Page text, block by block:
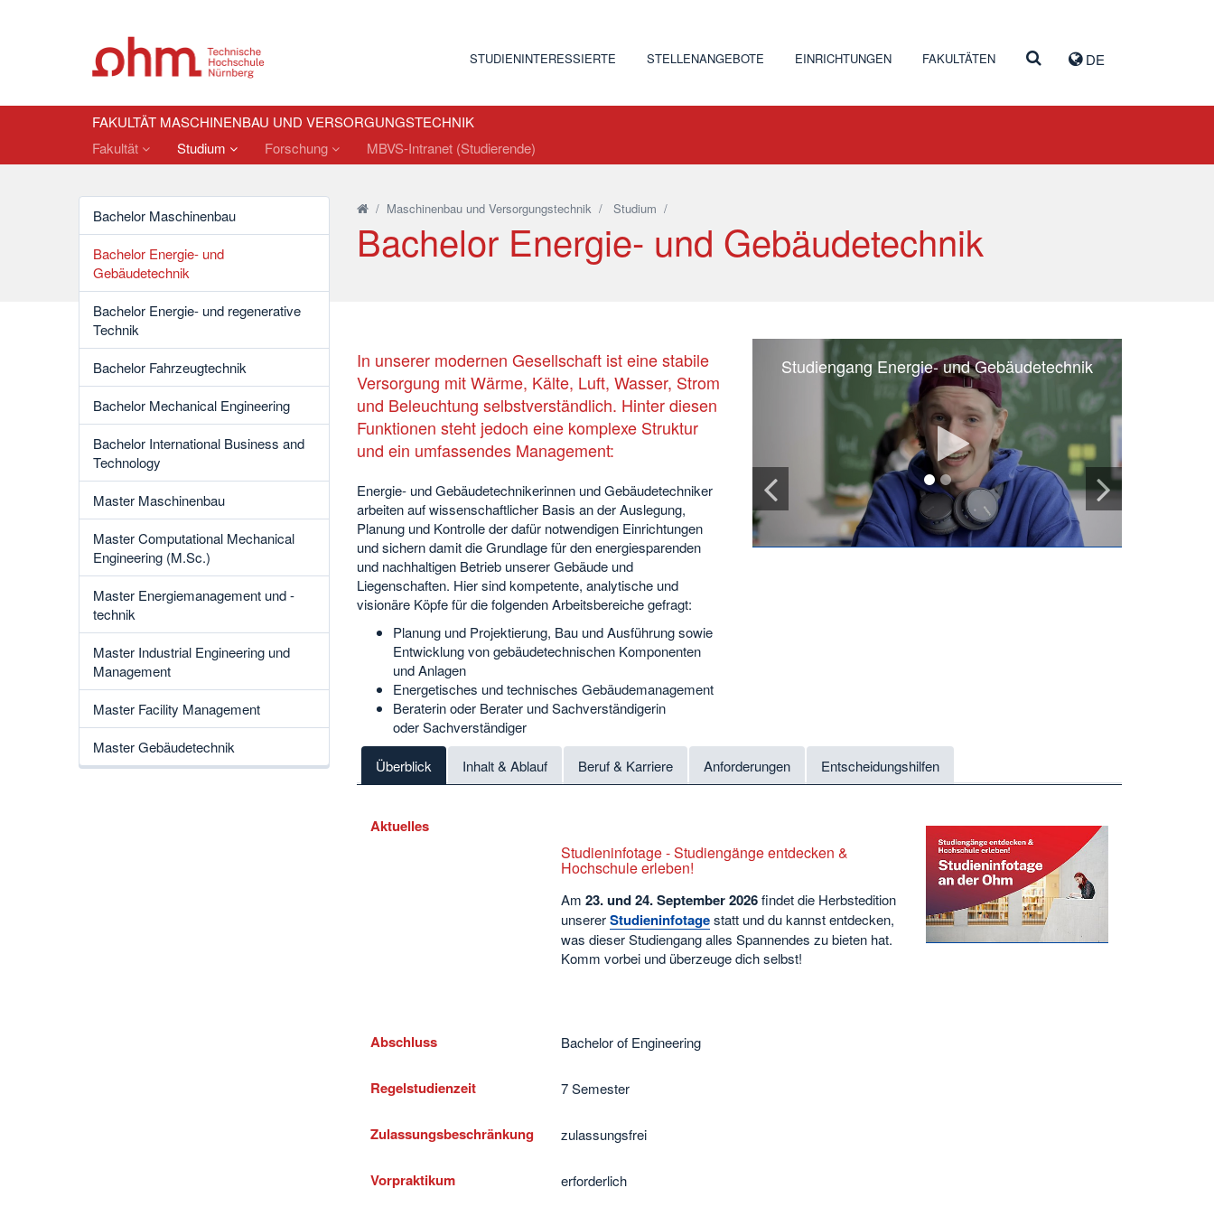
DE
STUDIENINTERESSIERTE STELLENANGEBOTE EINRICHTUNGEN FAKULTÄTEN
FAKULTÄT MASCHINENBAU UND VERSORGUNGSTECHNIK
Fakultät
Studium Forschung MBVS-Intranet (Studierende)
Bachelor Maschinenbau
Bachelor Energie- und
Gebäudetechnik
Bachelor Energie- und regenerative
Technik
Bachelor Fahrzeugtechnik
Bachelor Mechanical Engineering
Bachelor International Business and
Technology
Master Maschinenbau
Master Computational Mechanical
Engineering (M.Sc.)
Master Energiemanagement und -
technik
Master Industrial Engineering und
Management
Master Facility Management
Master Gebäudetechnik
/ Maschinenbau und Versorgungstechnik/ Studium /
Bachelor Energie- und Gebäudetechnik
In unserer modernen Gesellschaft ist eine stabile
Versorgung mit Wärme, Kälte, Luft, Wasser, Strom
und Beleuchtung selbstverständlich. Hinter diesen
Funktionen steht jedoch eine komplexe Struktur
und ein umfassendes Management:
Energie- und Gebäudetechnikerinnen und Gebäudetechniker
arbeiten auf wissenschaftlicher Basis an der Auslegung,
Planung und Kontrolle der dafür notwendigen Einrichtungen
und sichern damit die Grundlage für den energiesparenden
und nachhaltigen Betrieb unserer Gebäude und
Liegenschaften. Hier sind kompetente, analytische und
visionäre Köpfe für die folgenden Arbeitsbereiche gefragt:
Planung und Projektierung, Bau und Ausführung sowie
Entwicklung von gebäudetechnischen Komponenten
und Anlagen
Energetisches und technisches Gebäudemanagement
Beraterin oder Berater und Sachverständigerin
oder Sachverständiger
Studiengang Energie- und Gebäudetechnik
Video
abspielen
1 2
Überblick Inhalt & Ablauf Beruf & Karriere Anforderungen Entscheidungshilfen
Aktuelles
Studieninfotage - Studiengänge entdecken &
Hochschule erleben!
Am23. und 24. September2026findet die Herbstedition
unsererStudieninfotagestatt und du kannst entdecken,
was dieser Studiengang alles Spannendes zu bieten hat.
Komm vorbei und überzeuge dich selbst!
Abschluss Bachelor of Engineering
Regelstudienzeit 7 Semester
Zulassungsbeschränkung zulassungsfrei
Vorpraktikum erforderlich